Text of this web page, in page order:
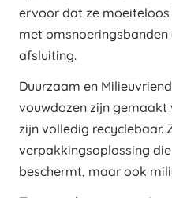
ervoor dat ze
met
afsluiting.
Duurzaam en
vouwdozen zijn
zijn volledig recyclebaar.
verpakkingsoplossing
beschermt, maar ook